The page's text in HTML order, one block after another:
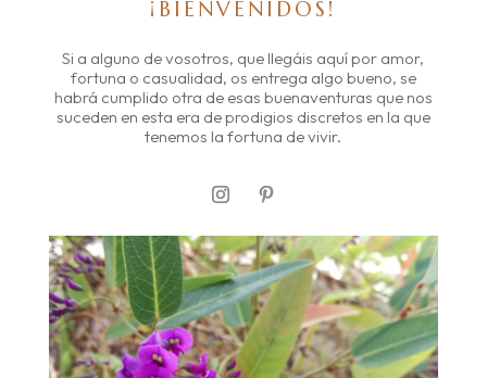
¡BIENVENIDOS!
Si a alguno de vosotros, que llegáis aquí por amor,
fortuna o casualidad, os entrega algo bueno, se
habrá cumplido otra de esas buenaventuras que nos
suceden en esta era de prodigios discretos en la que
tenemos la fortuna de vivir.